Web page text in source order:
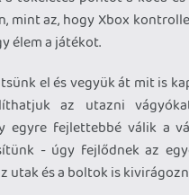
mint az, hogy Xbox
élem a játékot.
el és vegyük át mit is
az utazni
egyre fejlettebbé válik a
- úgy fejlődnek az
utak és a boltok is